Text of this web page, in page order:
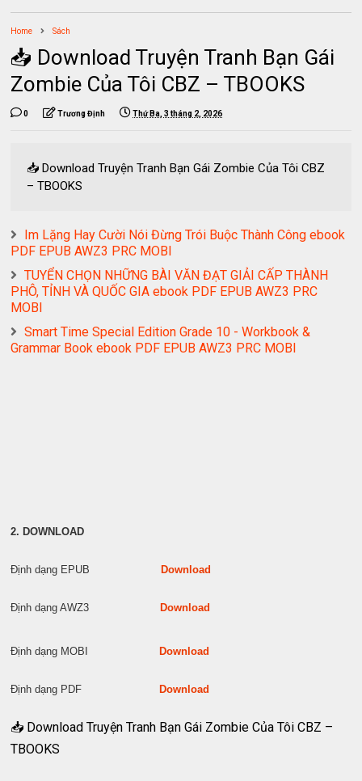
Home Sách
📥 Download Truyện Tranh Bạn Gái
Zombie Của Tôi CBZ – TBOOKS
0 Trương Định Thứ Ba, 3 tháng 2, 2026
📥 Download Truyện Tranh Bạn Gái Zombie Của Tôi CBZ
– TBOOKS
Im Lặng Hay Cười Nói Đừng Trói Buộc Thành Công ebook
PDF EPUB AWZ3 PRC MOBI
TUYỂN CHỌN NHỮNG BÀI VĂN ĐẠT GIẢI CẤP THÀNH
PHÔ, TỈNH VÀ QUỐC GIA ebook PDF EPUB AWZ3 PRC
MOBI
Smart Time Special Edition Grade 10 - Workbook &
Grammar Book ebook PDF EPUB AWZ3 PRC MOBI
2. DOWNLOAD
Định dạng EPUBDownload
Định dạng AWZ3Download
Định dạng MOBIDownload
Định dạng PDFDownload
📥 Download Truyện Tranh Bạn Gái Zombie Của Tôi CBZ –
TBOOKS